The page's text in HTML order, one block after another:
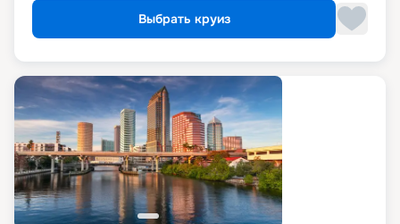
Выбрать круиз